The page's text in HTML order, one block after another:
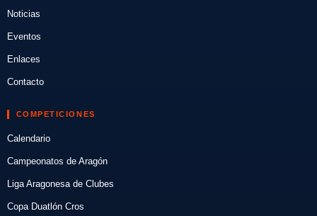
Noticias
Eventos
Enlaces
Contacto
COMPETICIONES
Calendario
Campeonatos de Aragón
Liga Aragonesa de Clubes
Copa Duatlón Cros